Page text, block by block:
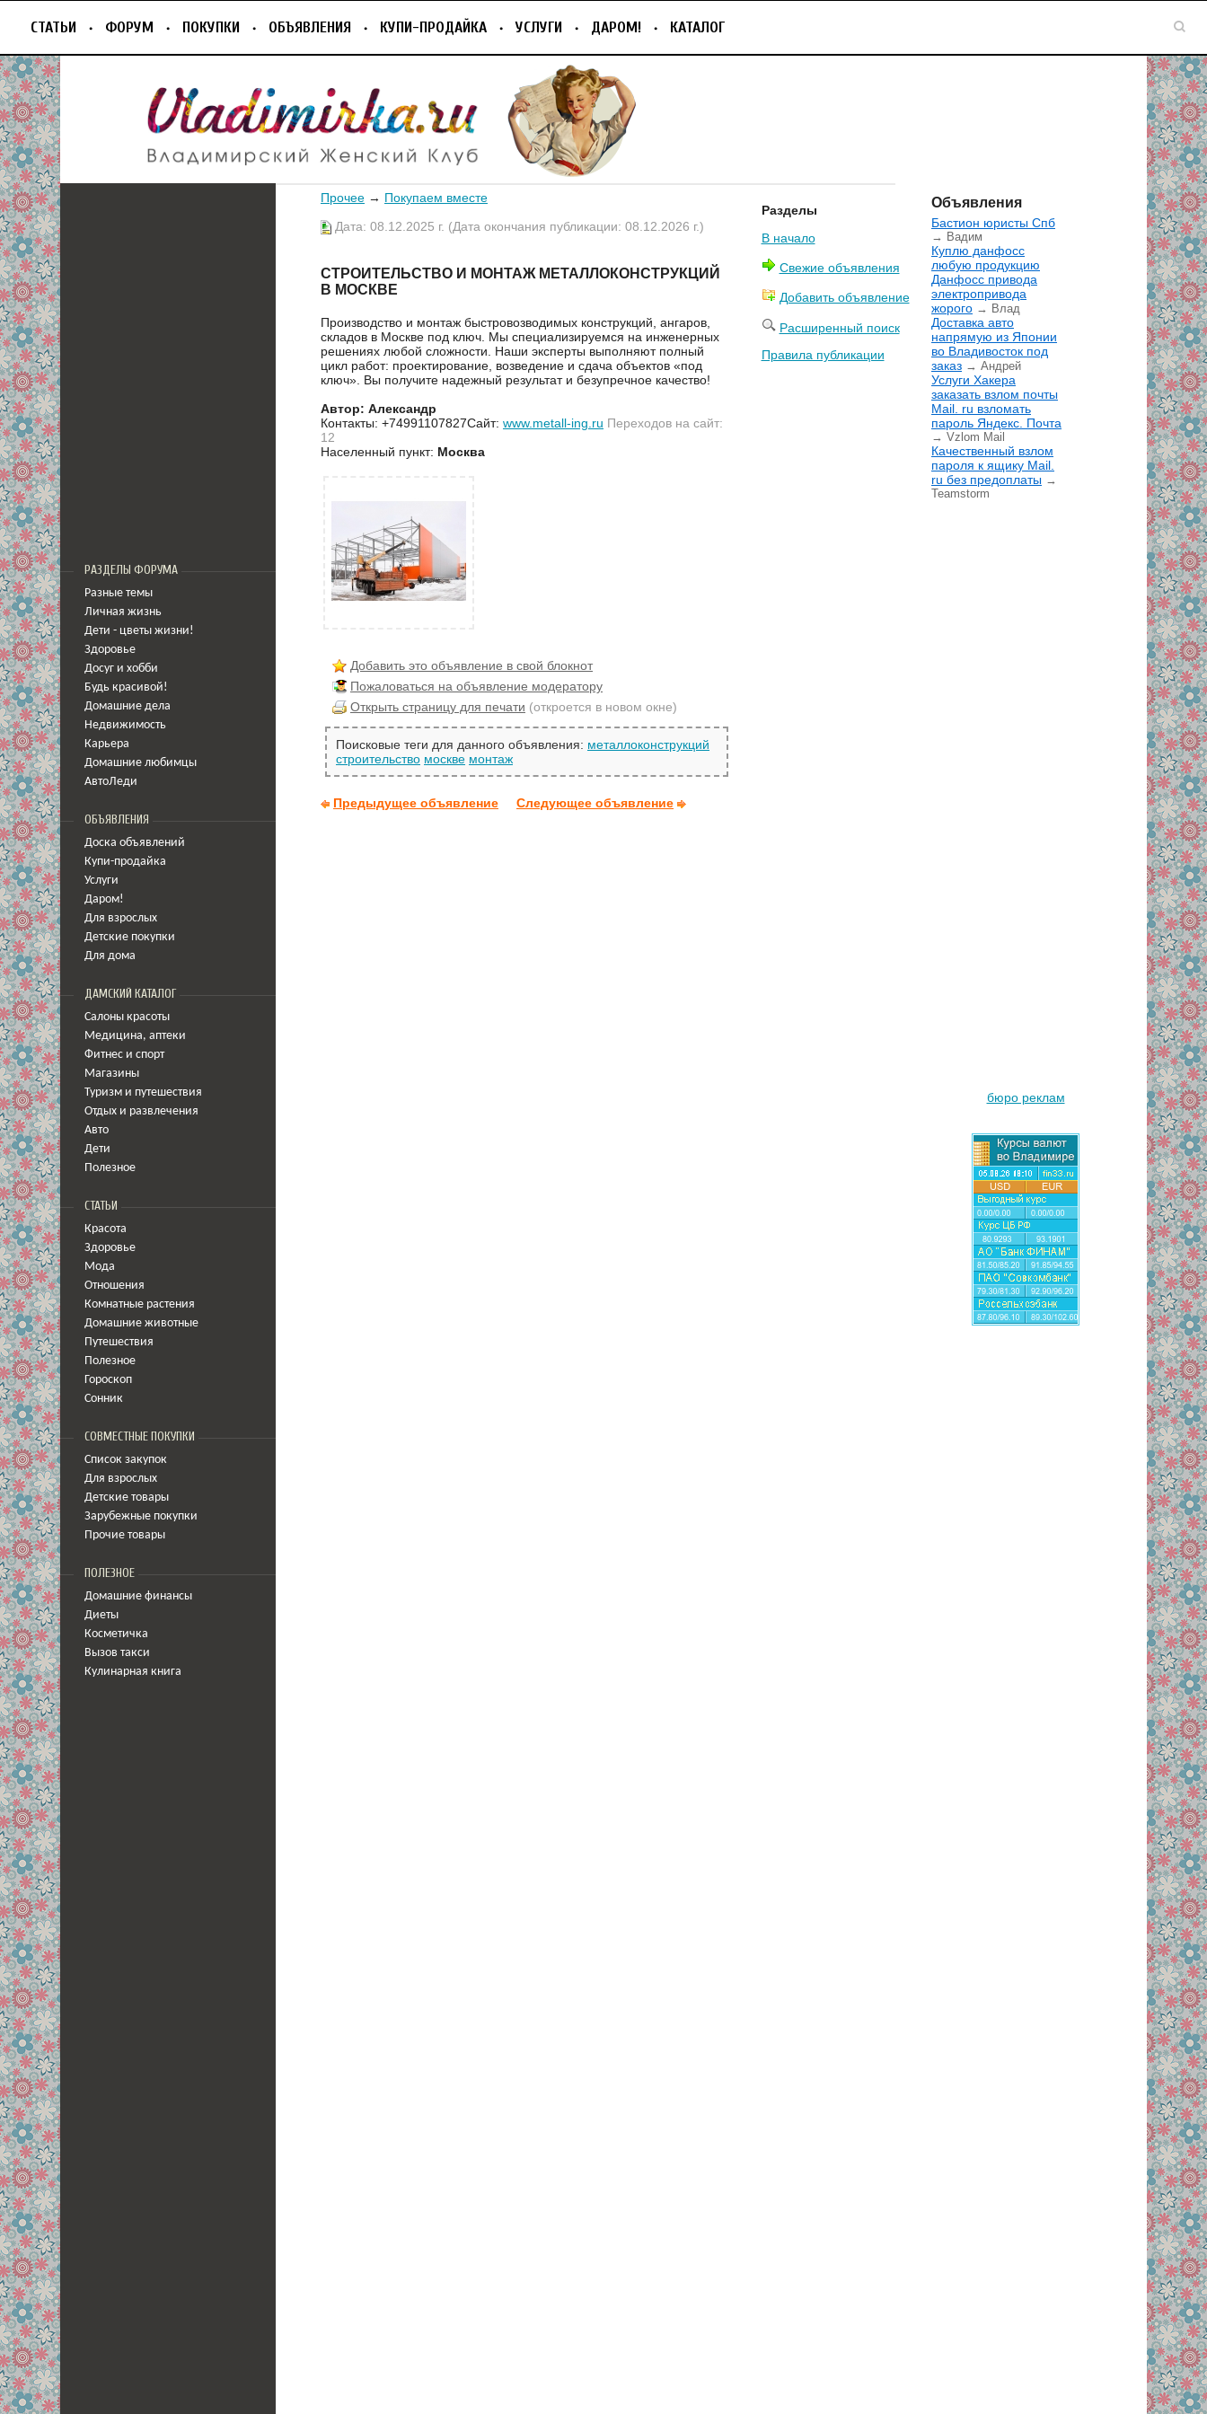
СТАТЬИ ФОРУМ ПОКУПКИ ОБЪЯВЛЕНИЯ КУПИ-ПРОДАЙКА УСЛУГИ ДАРОМ! КАТАЛОГ
РАЗДЕЛЫ ФОРУМА
Разные темы
Личная жизнь
Дети - цветы жизни!
Здоровье
Досуг и хобби
Будь красивой!
Домашние дела
Недвижимость
Карьера
Домашние любимцы
АвтоЛеди
ОБЪЯВЛЕНИЯ
Доска объявлений
Купи-продайка
Услуги
Даром!
Для взрослых
Детские покупки
Для дома
ДАМСКИЙ КАТАЛОГ
Салоны красоты
Медицина, аптеки
Фитнес и спорт
Магазины
Туризм и путешествия
Отдых и развлечения
Авто
Дети
Полезное
СТАТЬИ
Красота
Здоровье
Мода
Отношения
Комнатные растения
Домашние животные
Путешествия
Полезное
Гороскоп
Сонник
СОВМЕСТНЫЕ ПОКУПКИ
Список закупок
Для взрослых
Детские товары
Зарубежные покупки
Прочие товары
ПОЛЕЗНОЕ
Домашние финансы
Диеты
Косметичка
Вызов такси
Кулинарная книга
Прочее → Покупаем вместе
Дата: 08.12.2025 г. (Дата окончания публикации: 08.12.2026 г.)
СТРОИТЕЛЬСТВО И МОНТАЖ МЕТАЛЛОКОНСТРУКЦИЙ
В МОСКВЕ
Производство и монтаж быстровозводимых конструкций, ангаров,
складов в Москве под ключ. Мы специализируемся на инженерных
решениях любой сложности. Наши эксперты выполняют полный
цикл работ: проектирование, возведение и сдача объектов «под
ключ». Вы получите надежный результат и безупречное качество!
Автор: Александр
Контакты: +74991107827Сайт: www.metall-ing.ru Переходов на сайт:
12
Населенный пункт: Москва
Добавить это объявление в свой блокнот
Пожаловаться на объявление модератору
Открыть страницу для печати (откроется в новом окне)
Поисковые теги для данного объявления: металлоконструкций
строительство москве монтаж
Предыдущее объявление Следующее объявление
Разделы
В начало
Свежие объявления
Добавить объявление
Расширенный поиск
Правила публикации
Объявления
Бастион юристы Спб
→ Вадим
Куплю данфосс
любую продукцию
Данфосс привода
электропривода
жорого → Влад
Доставка авто
напрямую из Японии
во Владивосток под
заказ → Андрей
Услуги Хакера
заказать взлом почты
Mail. ru взломать
пароль Яндекс. Почта
→ Vzlom Mail
Качественный взлом
пароля к ящику Mail.
ru без предоплаты →
Teamstorm
бюро реклам